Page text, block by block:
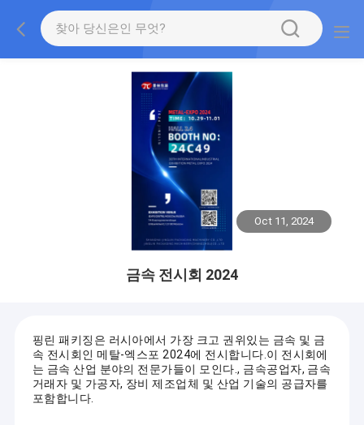
Oct 11, 2024
금속 전시회 2024
핑린 패키징은 러시아에서 가장 크고 권위있는 금속 및 금
속 전시회인 메탈-엑스포 2024에 전시합니다.이 전시회에
는 금속 산업 분야의 전문가들이 모인다., 금속공업자, 금속
거래자 및 가공자, 장비 제조업체 및 산업 기술의 공급자를
포함합니다.